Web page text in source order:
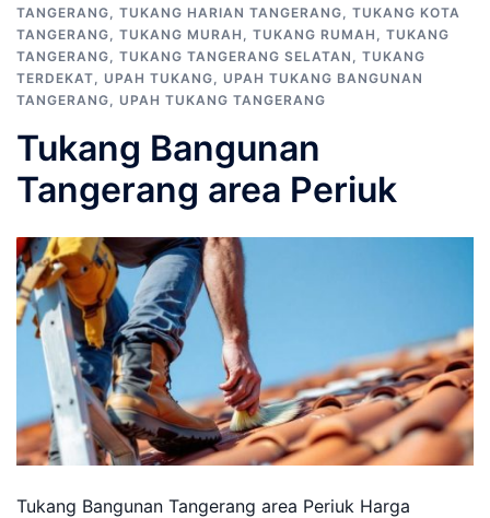
TANGERANG, TUKANG HARIAN TANGERANG, TUKANG KOTA
TANGERANG, TUKANG MURAH , TUKANG RUMAH , TUKANG
TANGERANG, TUKANG TANGERANG SELATAN , TUKANG
TERDEKAT, UPAH TUKANG, UPAH TUKANG BANGUNAN
TANGERANG, UPAH TUKANG TANGERANG
Tukang Bangunan
Tangerang area Periuk
Tukang Bangunan Tangerang area Periuk Harga